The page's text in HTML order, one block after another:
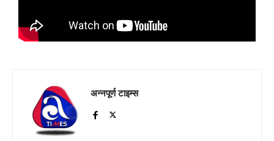
अन्नपूर्ण टाइम्स